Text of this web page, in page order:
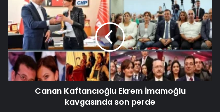
Canan Kaftancıoğlu Ekrem İmamoğlu
kavgasında son perde